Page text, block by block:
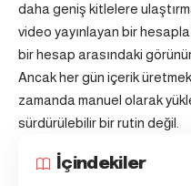
daha geniş kitlelere
video yayınlayan bir
bir hesap arasındaki
Ancak her gün içerik
zamanda manuel olarak
sürdürülebilir bir rutin değil.
İçindekiler